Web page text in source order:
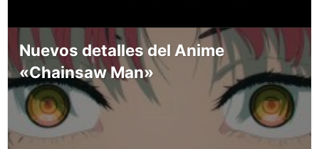
Nuevos detalles del Anime
«Chainsaw Man»